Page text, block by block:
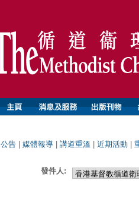
公告 媒體報導 講道重溫 近期活動
發件人: